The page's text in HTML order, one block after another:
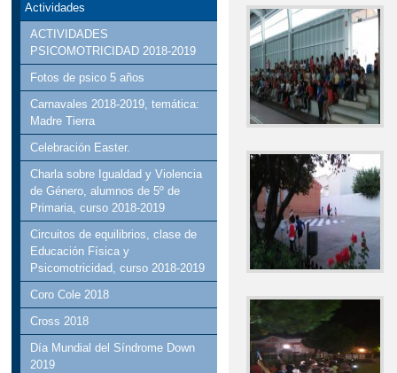
Actividades
ACTIVIDADES
PSICOMOTRICIDAD 2018-2019
Fotos de psico 5 años
Carnavales 2018-2019, temática:
Madre Tierra
Celebración Easter.
Charla sobre Igualdad y Violencia
de Género, alumnos de 5º de
Primaria, curso 2018-2019
Circuitos de equilibrios, clase de
Educación Física y
Psicomotricidad, curso 2018-2019
Coro Cole 2018
Cross 2018
Día Mundial del Síndrome Down
2019